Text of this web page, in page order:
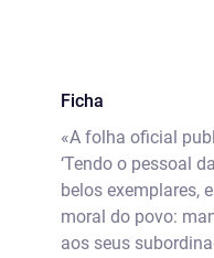
Ficha
«A folha oficial
‘Tendo o pessoal
belos exemplares,
moral do povo:
aos seus